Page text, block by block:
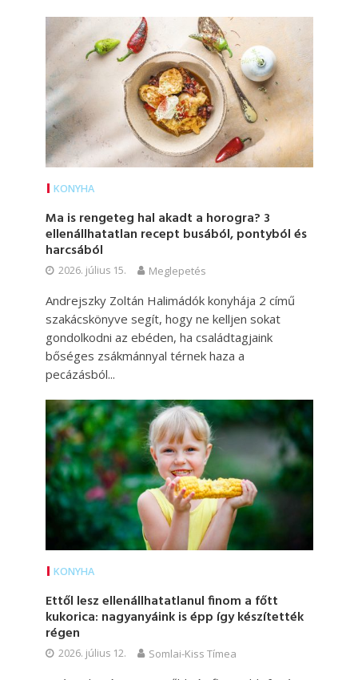
KONYHA
Ma is rengeteg hal akadt a horogra? 3
ellenállhatatlan recept busából, pontyból és
harcsából
2026. július 15. Meglepetés
Andrejszky Zoltán Halimádók konyhája 2 című
szakácskönyve segít, hogy ne kelljen sokat
gondolkodni az ebéden, ha családtagjaink
bőséges zsákmánnyal térnek haza a
pecázásból...
KONYHA
Ettől lesz ellenállhatatlanul finom a főtt
kukorica: nagyanyáink is épp így készítették
régen
2026. július 12. Somlai-Kiss Tímea